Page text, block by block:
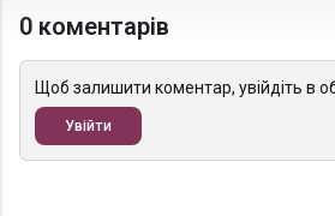
0 коментарів
Щоб залишити коментар, увійдіть в
Увійти